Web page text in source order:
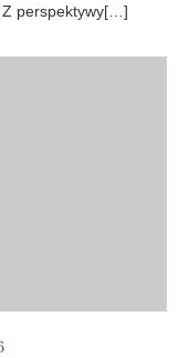
Z perspektywy[…]